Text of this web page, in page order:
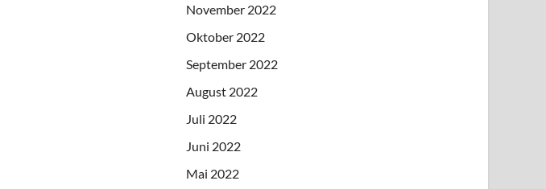
November 2022
Oktober 2022
September 2022
August 2022
Juli 2022
Juni 2022
Mai 2022